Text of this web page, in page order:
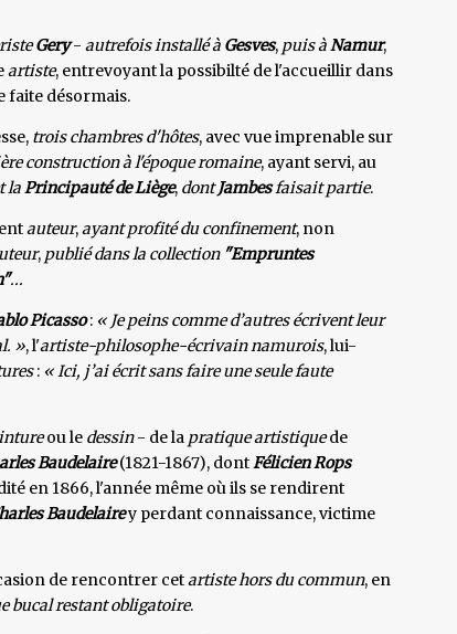
Gery - autrefois installé à Gesves, puisàNamur,
artiste, entrevoyant la possibilté de l'accueillir dans
faite désormais.
trois chambres d'hôtes, avec vue imprenable sur
construction à l'époque romaine, ayant servi, au
laPrincipauté de Liège, dontJambesfaisait partie.
auteur,ayant profité du confinement, non
, publié dans la collection "Empruntes
...
Picasso: « Je peins comme d’autres écrivent leur
», l'artiste-philosophe-écrivain namurois, lui-
: « Ici, j’ai écrit sans faire une seule faute
ou le dessin- de la pratique artistiquede
Baudelaire (1821-1867), dontFélicien Rops
en 1866, l'année même où ils se rendirent
Baudelairey perdant connaissance, victime
de rencontrer cetartiste hors du commun, en
bucal restant obligatoire.